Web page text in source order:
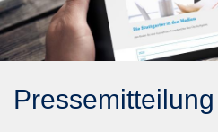
Pressemitteilung